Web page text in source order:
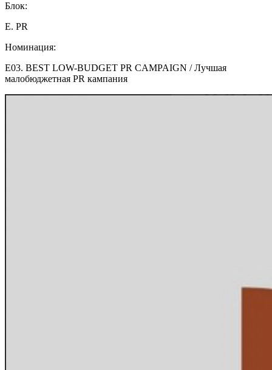
Блок:
E. PR
Номинация:
E03. BEST LOW-BUDGET PR CAMPAIGN / Лучшая
малобюджетная PR кампания